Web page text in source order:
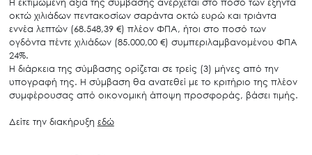
οκτώ χιλιάδων πεντακοσίων σαράντα οκτώ ευρώ και τριάντα
εννέα λεπτών (68.548,39 €) πλέον ΦΠΑ, ήτοι στο ποσό των
ογδόντα πέντε χιλιάδων (85.000,00 €) συμπεριλαμβανομένου ΦΠΑ
24%.
Η διάρκεια της σύμβασης ορίζεται σε τρείς (3) μήνες από την
υπογραφή της. Η σύμβαση θα ανατεθεί με το κριτήριο της πλέον
συμφέρουσας από οικονομική άποψη προσφοράς, βάσει τιμής.
Δείτε την διακήρυξη εδώ